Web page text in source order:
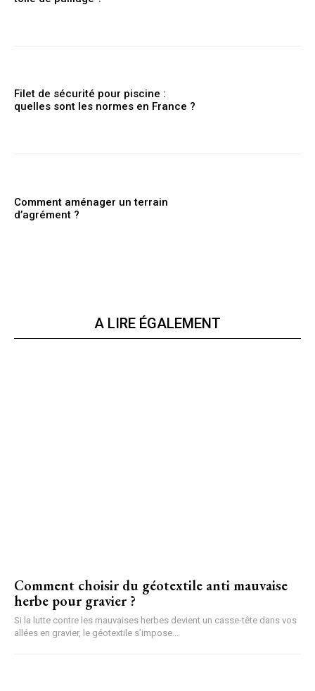
Filet de sécurité pour piscine :
quelles sont les normes en France ?
Comment aménager un terrain
d’agrément ?
A LIRE ÉGALEMENT
Comment choisir du géotextile anti mauvaise
herbe pour gravier ?
Si la lutte contre les mauvaises herbes devient un casse-tête dans vos
allées en gravier, le géotextile s’impose...